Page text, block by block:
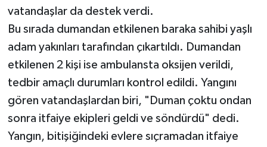
vatandaşlar da destek verdi.
Bu sırada dumandan etkilenen baraka sahibi yaşlı
adam yakınları tarafından çıkartıldı. Dumandan
etkilenen 2 kişi ise ambulansta oksijen verildi,
tedbir amaçlı durumları kontrol edildi. Yangını
gören vatandaşlardan biri, "Duman çoktu ondan
sonra itfaiye ekipleri geldi ve söndürdü" dedi.
Yangın, bitişiğindeki evlere sıçramadan itfaiye